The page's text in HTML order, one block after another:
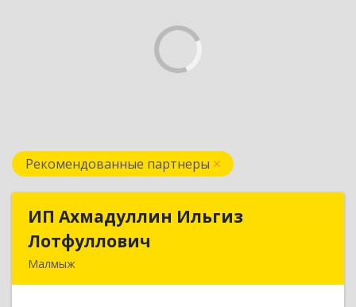
Рекомендованные партнеры
ИП Ахмадуллин Ильгиз
Лотфуллович
Малмыж
ИП Ахмадуллин Ильгиз